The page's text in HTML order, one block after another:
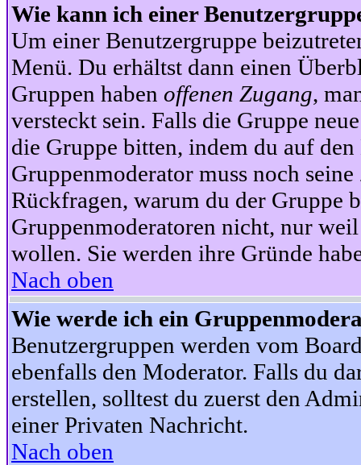
Wie kann ich einer
Um einer Benutzergruppe
Menü. Du erhältst dann einen
Gruppen haben offenen Zugang,
versteckt sein. Falls die Gruppe
die Gruppe bitten, indem du auf
Gruppenmoderator muss noch
Rückfragen, warum du der Gruppe
Gruppenmoderatoren nicht, nur
wollen. Sie werden ihre Gründe
Nach oben
Wie werde ich ein
Benutzergruppen werden vom
ebenfalls den Moderator. Falls du
erstellen, solltest du zuerst den
einer Privaten Nachricht.
Nach oben